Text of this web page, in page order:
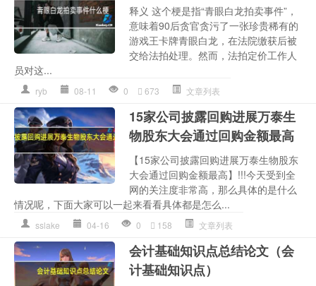
释义 这个梗是指“青眼白龙拍卖事件”，
意味着90后贪官贪污了一张珍贵稀有的
游戏王卡牌青眼白龙，在法院缴获后被
交给法拍处理。然而，法拍定价工作人
员对这...
ryb 08-11 0 673 文章列表
15家公司披露回购进展万泰生
物股东大会通过回购金额最高
【15家公司披露回购进展万泰生物股东
大会通过回购金额最高】!!!今天受到全
网的关注度非常高，那么具体的是什么
情况呢，下面大家可以一起来看看具体都是怎么...
sslake 04-16 0 158 文章列表
会计基础知识点总结论文（会
计基础知识点）